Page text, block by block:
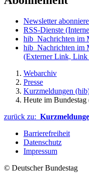
Newsletter
RSS-Dienste
hib_Nachrichten im
hib_Nachrichten im
(Externer Link, Link
Webarchiv
Presse
Kurzmeldungen
Heute im Bundestag
zurück zu:
Barrierefreiheit
Datenschutz
Impressum
© Deutscher Bundestag